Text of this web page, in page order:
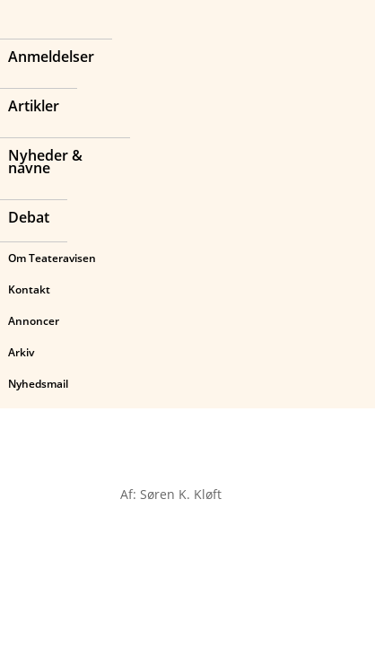
Anmeldelser
Artikler
Nyheder &
navne
Debat
Om Teateravisen
Kontakt
Annoncer
Arkiv
Nyhedsmail
Af: Søren K. Kløft